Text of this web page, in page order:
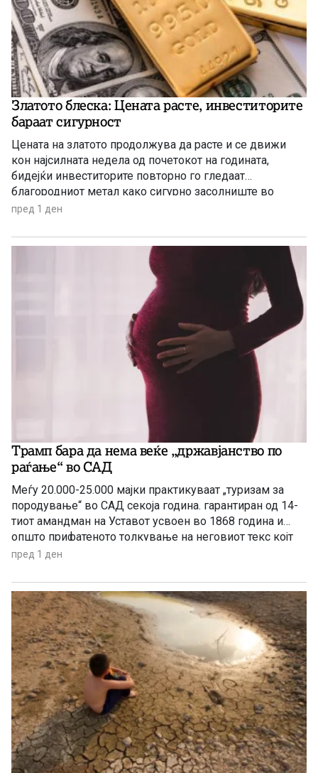
Златото блеска: Цената расте, инвеститорите
бараат сигурност
Цената на златото продолжува да расте и се движи
кон најсилната недела од почетокот на годината,
бидејќи инвеститорите повторно го гледаат
благородниот метал како сигурно засолниште во
услови на глобална економска неизвесност.
пред 1 ден
Трамп бара да нема веќе „државјанство по
раѓање“ во САД
Меѓу 20.000-25.000 мајки практикуваат „туризам за
породување“ во САД секоја година. гарантиран од 14-
тиот амандман на Уставот усвоен во 1868 година и
општо прифатеното толкување на неговиот текс којт
гарантира државјанство на речиси секој роден во САД
пред 1 ден